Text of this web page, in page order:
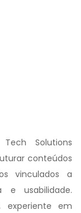
Solutions
conteúdos
vinculados a
e usabilidade.
experiente em